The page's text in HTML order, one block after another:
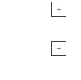
+
+